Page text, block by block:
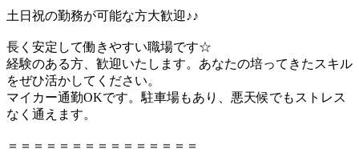
土日祝の勤務が可能な方大歓迎♪♪
長く安定して働きやすい職場です☆
経験のある方、歓迎いたします。あなたの培ってきたスキル
をぜひ活かしてください。
マイカー通勤OKです。駐車場もあり、悪天候でもストレス
なく通えます。
＝＝＝＝＝＝＝＝＝＝＝＝＝＝＝